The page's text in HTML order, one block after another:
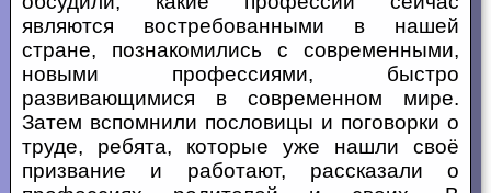
являются востребованными в нашей
стране, познакомились с современными,
новыми профессиями, быстро
развивающимися в современном мире.
Затем вспомнили пословицы и поговорки о
труде, ребята, которые уже нашли своё
призвание и работают, рассказали о